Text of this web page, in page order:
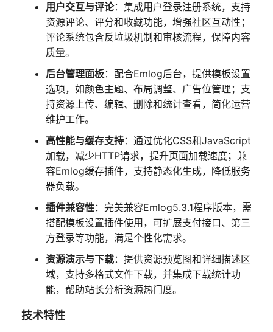
用户交互与评论：集成用户登录注册系统，支持
资源评论、评分和收藏功能，增强社区互动性；
评论系统包含反垃圾机制和审核流程，保障内容
质量。
后台管理面板：配合Emlog后台，提供模板设置
选项，如颜色主题、布局调整、广告位管理；支
持资源上传、编辑、删除和统计查看，简化运营
维护工作。
高性能与缓存支持：通过优化CSS和JavaScript
加载，减少HTTP请求，提升页面加载速度；兼
容Emlog缓存插件，支持静态化生成，降低服务
器负载。
插件兼容性：完美兼容Emlog5.3.1程序版本，需
搭配模板设置插件使用，可扩展支付接口、第三
方登录等功能，满足个性化需求。
资源演示与下载：提供资源预览图和详细描述区
域，支持多格式文件下载，并集成下载统计功
能，帮助站长分析资源热门度。
技术特性